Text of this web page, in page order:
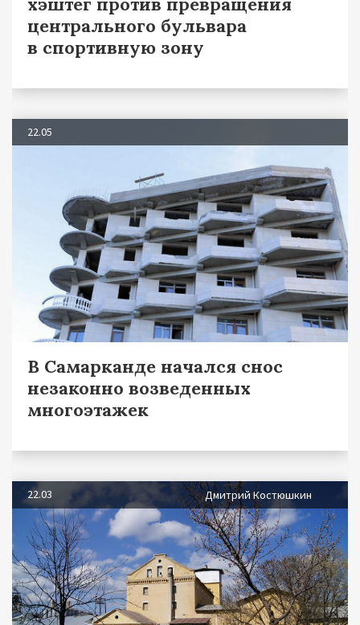
центрального бульвара
в спортивную зону
22.05
В Самарканде начался снос
незаконно возведенных
многоэтажек
22.03 Дмитрий Костюшкин